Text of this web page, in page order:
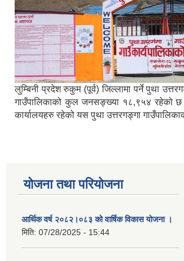
लुम्बिनी प्रदेश रुकुम (पूर्व) जिल्लामा पर्ने पुथा
गाउँपालिकाको कुल जनसङ्ख्या १८,९५४ रहेको छ।
कार्यालयहरु रहेको यस पुथा उत्तरगङ्गा
योजना तथा परियोजना
आर्थिक वर्ष २०८२।०८३ को वार्षिक विकास योजना ।
मिति: 07/28/2025 - 15:44